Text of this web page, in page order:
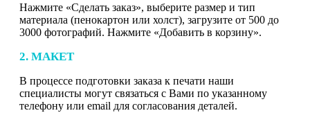
Нажмите «Сделать заказ», выберите размер и тип
материала (пенокартон или холст), загрузите от 500 до
3000 фотографий. Нажмите «Добавить в корзину».
2. МАКЕТ
В процессе подготовки заказа к печати наши
специалисты могут связаться с Вами по указанному
телефону или email для согласования деталей.